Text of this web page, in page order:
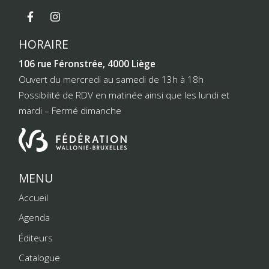
HORAIRE
106 rue Féronstrée, 4000 Liège
Ouvert du mercredi au samedi de 13h à 18h
Possibilité de RDV en matinée ainsi que les lundi et
mardi – Fermé dimanche
MENU
Accueil
Agenda
Éditeurs
Catalogue